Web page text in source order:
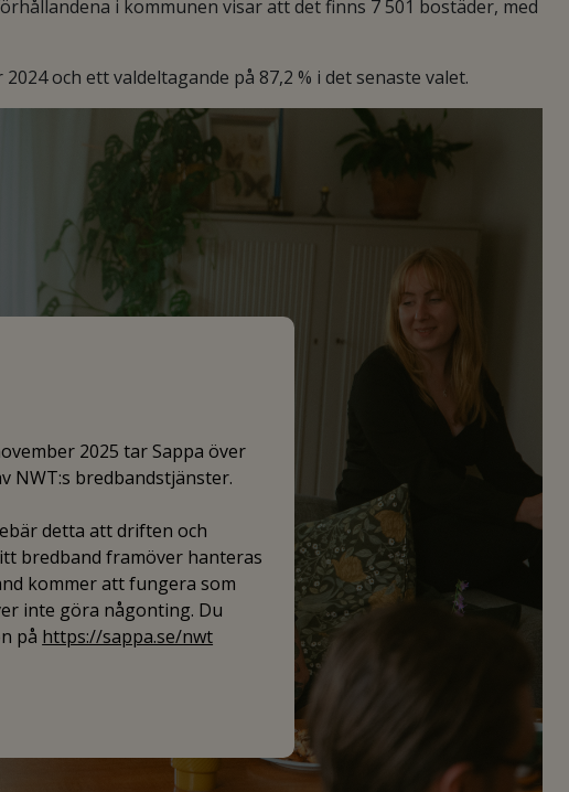
i kommunen visar att det finns 7 501 bostäder, med
och ett valdeltagande på 87,2 % i det senaste valet.
2025 tar Sappa över
NWT:s bredbandstjänster.
detta att driften och
bredband framöver hanteras
kommer att fungera som
inte göra någonting. Du
på https://sappa.se/nwt